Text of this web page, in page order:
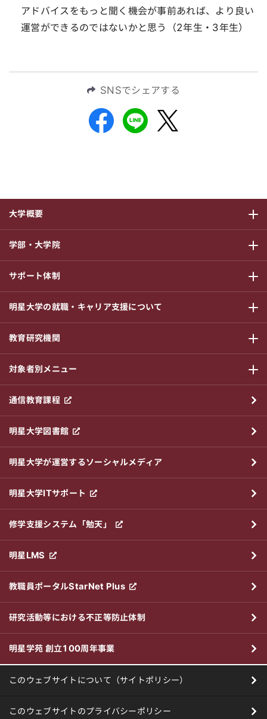
アドバイスをもっと聞く機会が事前あれば、より良い
運営ができるのではないかと思う（2年生・3年生）
SNSでシェアする
大学概要
サブメニ
学部・大学院
サブメニ
サポート体制
サブメニ
明星大学の就職・キャリア支援について
サブメニ
教育研究機関
サブメニ
対象者別メニュー
サブメニ
通信教育課程
明星大学図書館
明星大学が運営するソーシャルメディア
明星大学ITサポート
修学支援システム「勉天」
明星LMS
教職員ポータルStarNet Plus
研究活動等における不正等防止体制
明星学苑 創立100周年事業
このウェブサイトについて（サイトポリシー）
このウェブサイトのプライバシーポリシー